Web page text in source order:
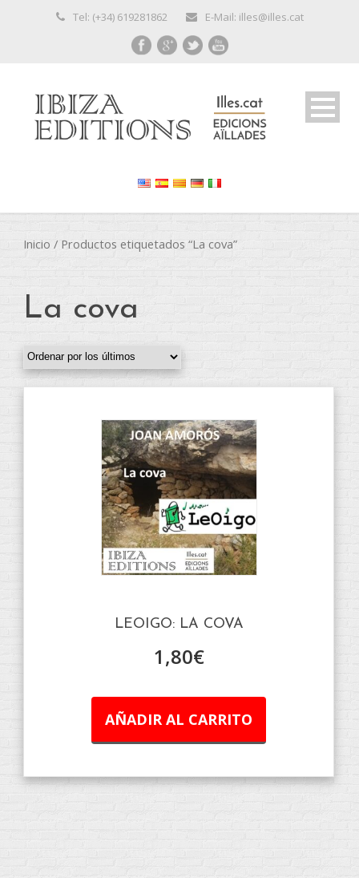
Tel: (+34) 619281862 E-Mail: illes@illes.cat
Inicio / Productos etiquetados “La cova”
La cova
LEOIGO: LA COVA
1,80€
AÑADIR AL CARRITO